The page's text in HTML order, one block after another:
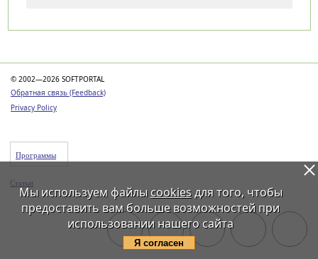
© 2002—2026 SOFTPORTAL
Обратная связь (Feedback)
Privacy Policy
Программы
Статьи
Мы используем файлы cookiesдля того, чтобы
предоставить вам больше возможностей при
использовании нашего сайта